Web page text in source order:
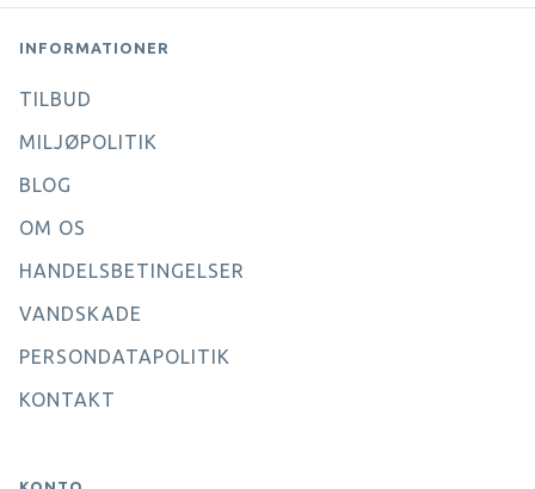
INFORMATIONER
TILBUD
MILJØPOLITIK
BLOG
OM OS
HANDELSBETINGELSER
VANDSKADE
PERSONDATAPOLITIK
KONTAKT